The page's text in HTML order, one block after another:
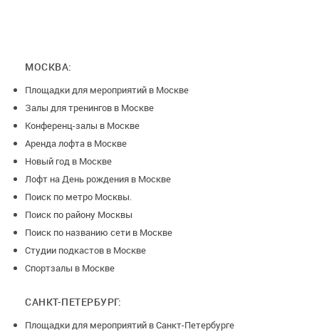
МОСКВА:
Площадки для мероприятий в Москве
Залы для тренингов в Москве
Конференц-залы в Москве
Аренда лофта в Москве
Новый год в Москве
Лофт на День рождения в Москве
Поиск по метро Москвы.
Поиск по району Москвы
Поиск по названию сети в Москве
Студии подкастов в Москве
Спортзалы в Москве
САНКТ-ПЕТЕРБУРГ:
Площадки для мероприятий в Санкт-Петербурге